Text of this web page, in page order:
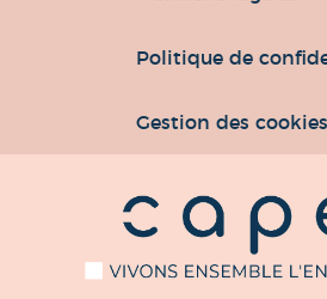
Politique de
Gestion des cookies